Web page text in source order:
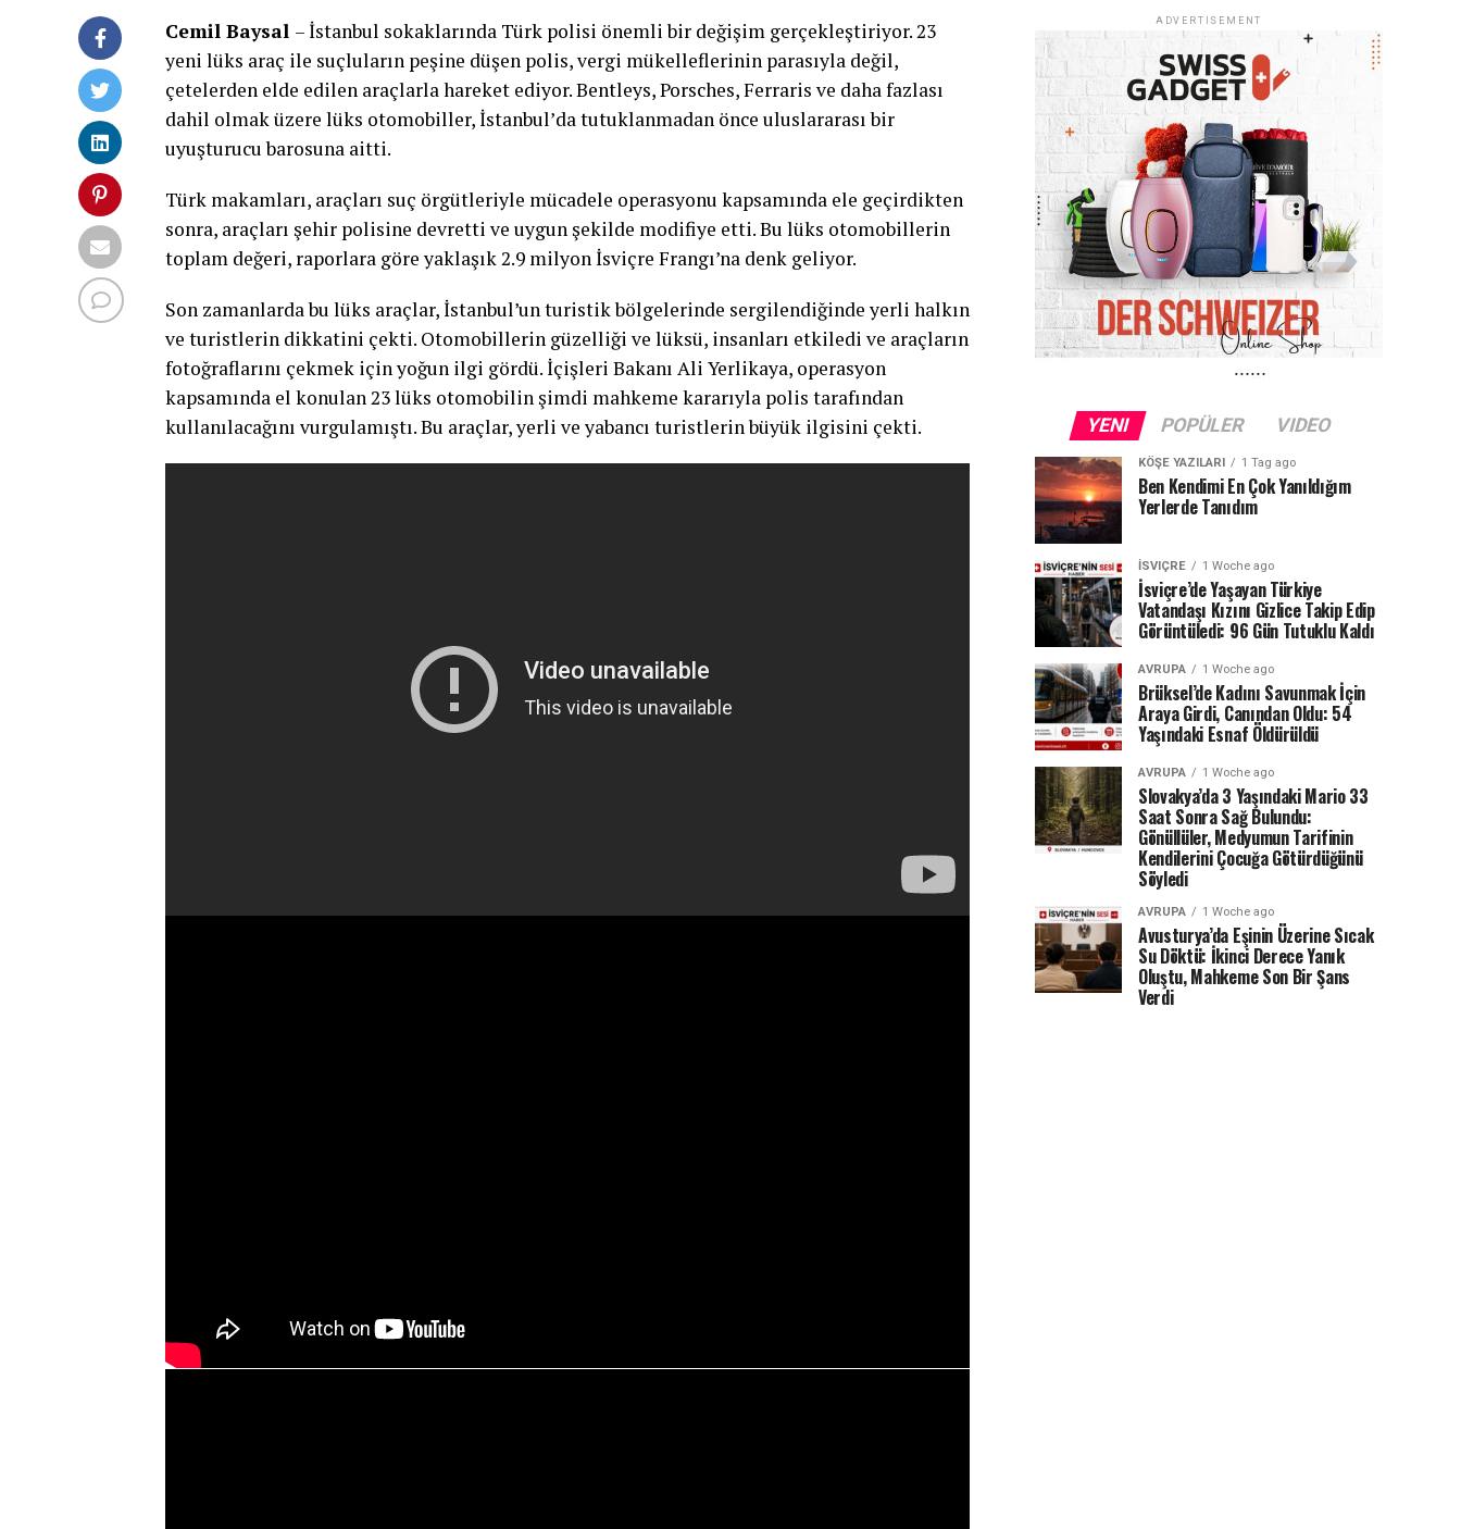
Cemil Baysal – İstanbul sokaklarında Türk polisi önemli bir değişim gerçekleştiriyor. 23
yeni lüks araç ile suçluların peşine düşen polis, vergi mükelleflerinin parasıyla değil,
çetelerden elde edilen araçlarla hareket ediyor. Bentleys, Porsches, Ferraris ve daha fazlası
dahil olmak üzere lüks otomobiller, İstanbul’da tutuklanmadan önce uluslararası bir
uyuşturucu barosuna aitti.
Türk makamları, araçları suç örgütleriyle mücadele operasyonu kapsamında ele geçirdikten
sonra, araçları şehir polisine devretti ve uygun şekilde modifiye etti. Bu lüks otomobillerin
toplam değeri, raporlara göre yaklaşık 2.9 milyon İsviçre Frangı’na denk geliyor.
Son zamanlarda bu lüks araçlar, İstanbul’un turistik bölgelerinde sergilendiğinde yerli halkın
ve turistlerin dikkatini çekti. Otomobillerin güzelliği ve lüksü, insanları etkiledi ve araçların
fotoğraflarını çekmek için yoğun ilgi gördü. İçişleri Bakanı Ali Yerlikaya, operasyon
kapsamında el konulan 23 lüks otomobilin şimdi mahkeme kararıyla polis tarafından
kullanılacağını vurgulamıştı. Bu araçlar, yerli ve yabancı turistlerin büyük ilgisini çekti.
ADVERTISEMENT
YENI POPÜLER VIDEO
KÖŞE YAZILARI 1 Tag ago
Ben Kendimi En Çok Yanıldığım
Yerlerde Tanıdım
İSVIÇRE 1 Woche ago
İsviçre’de Yaşayan Türkiye
Vatandaşı Kızını Gizlice Takip Edip
Görüntüledi: 96 Gün Tutuklu Kaldı
AVRUPA 1 Woche ago
Brüksel’de Kadını Savunmak İçin
Araya Girdi, Canından Oldu: 54
Yaşındaki Esnaf Öldürüldü
AVRUPA 1 Woche ago
Slovakya’da 3 Yaşındaki Mario 33
Saat Sonra Sağ Bulundu:
Gönüllüler, Medyumun Tarifinin
Kendilerini Çocuğa Götürdüğünü
Söyledi
AVRUPA 1 Woche ago
Avusturya’da Eşinin Üzerine Sıcak
Su Döktü: İkinci Derece Yanık
Oluştu, Mahkeme Son Bir Şans
Verdi